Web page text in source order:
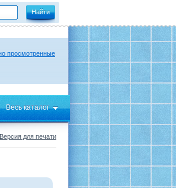
просмотренные
Весь каталог
Версия для печати